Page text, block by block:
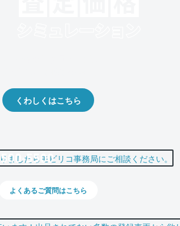
くわしくはこちら
5500
よくあるご質問はこちら